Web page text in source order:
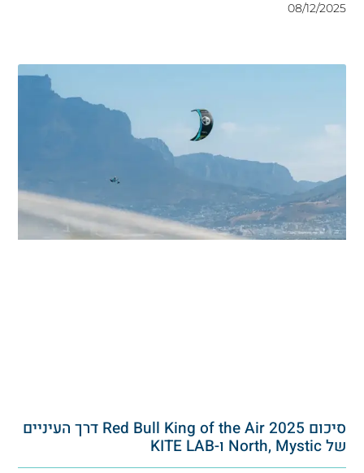
08/12/
סיכום Red Bull King of the Air 2025 דרך העיניים